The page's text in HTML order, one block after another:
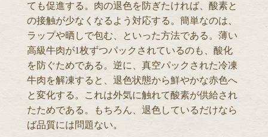
ても促進する。肉の退色を防ぎたければ、酸素と
の接触が少なくなるよう対応する。簡単なのは、
ラップや晒しで包む、といった方法である。薄い
高級牛肉が1枚ずつパックされているのも、酸化
を防ぐためである。逆に、真空パックされた冷凍
牛肉を解凍すると、退色状態から鮮やかな赤色へ
と変化する。これは外気に触れて酸素が供給され
たためである。もちろん、退色しているだけなら
ば品質には問題ない。